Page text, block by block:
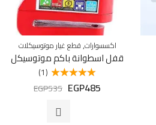
اكسسوارات,قطع غيار موتوسيكلات
قفل اسطوانة باكم موتوسيكل
5.00من 5
(1)
EGP485
EGP535